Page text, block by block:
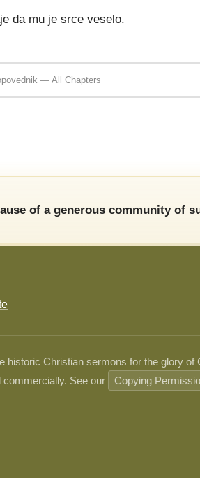
da mu je srce veselo.
— All Chapters
of a generous community of
Christian sermons for the glory
See our
Copying